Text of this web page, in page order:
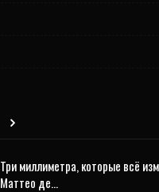
Три миллиметра, которые всё
Маттео де…